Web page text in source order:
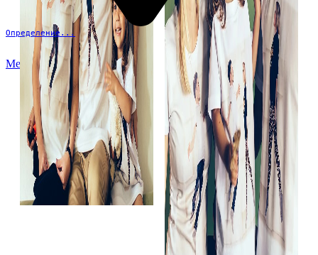
Определение...
Меню